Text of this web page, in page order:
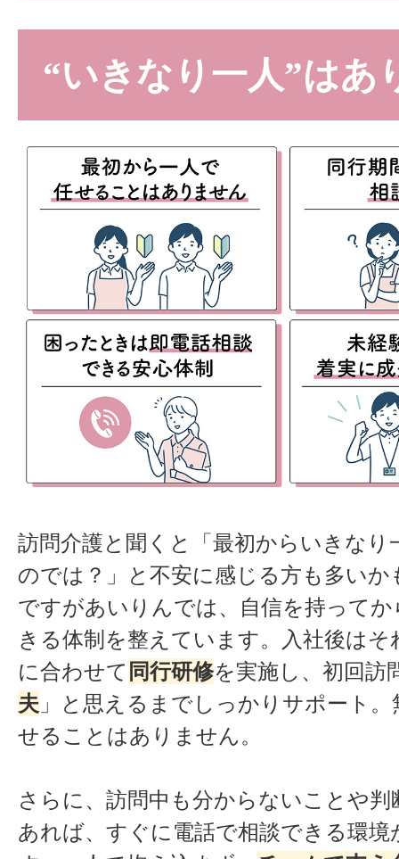
“いきなり一人”はあ
訪問介護と聞くと「最初からいきなり
のでは？」と不安に感じる方も多い
ですがあいりんでは、自信を持って
きる体制を整えています。入社後はそ
に合わせて 同行研修を実施し、初回訪
夫 」と思えるまでしっかりサポート
せることはありません。
さらに、訪問中も分からないことや判
あれば、すぐに電話で相談できる環境